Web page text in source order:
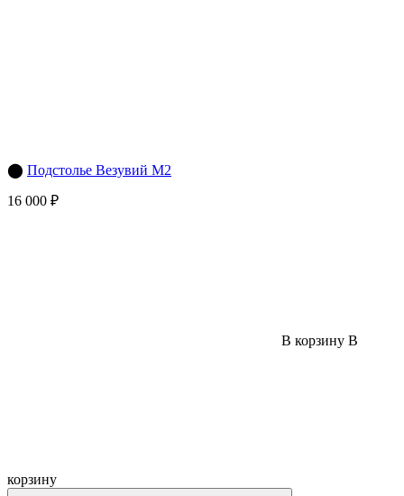
⬤ Подстолье Везувий М2
16 000 ₽
В корзину В
корзину